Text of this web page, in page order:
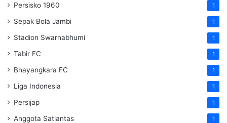
Persisko 1960 1
Sepak Bola Jambi 1
Stadion Swarnabhumi 1
Tabir FC 1
Bhayangkara FC 1
Liga Indonesia 1
Persijap 1
Anggota Satlantas 1